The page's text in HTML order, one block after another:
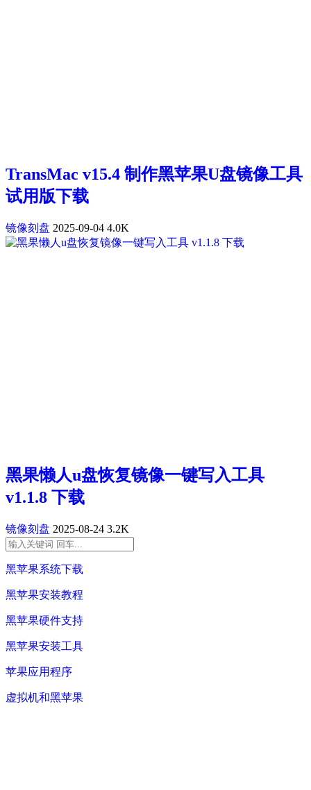
TransMac v15.4 制作黑苹果U盘镜像工具
试用版下载
镜像刻盘 2025-09-04 4.0K
黑果懒人u盘恢复镜像一键写入工具
v1.1.8 下载
镜像刻盘 2025-08-24 3.2K
黑苹果系统下载
黑苹果安装教程
黑苹果硬件支持
黑苹果安装工具
苹果应用程序
虚拟机和黑苹果